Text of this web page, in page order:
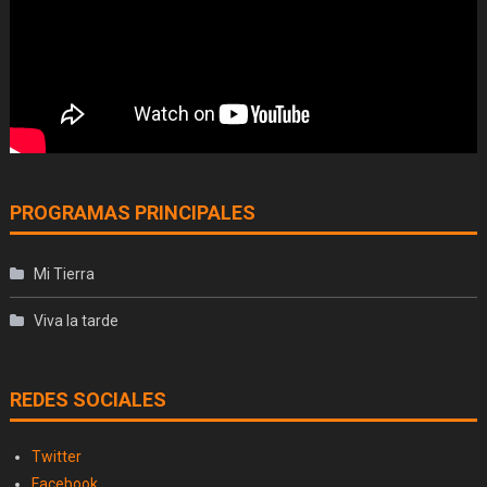
PROGRAMAS PRINCIPALES
Mi Tierra
Viva la tarde
REDES SOCIALES
Twitter